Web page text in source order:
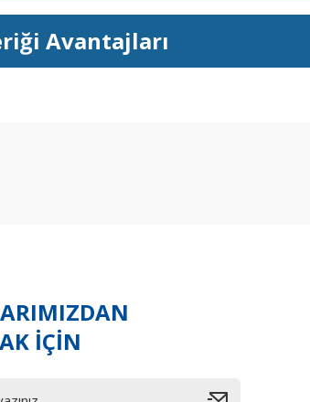
Avantajları
İÇİN